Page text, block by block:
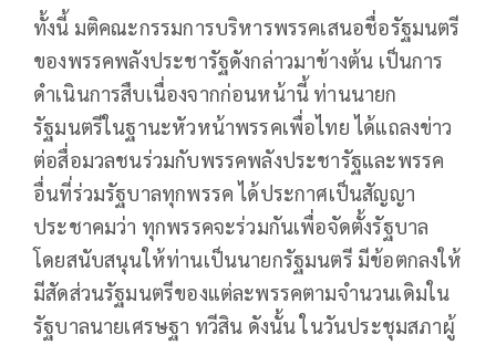
ทั้งนี้ มติคณะกรรมการบริหารพรรคเสนอชื่อรัฐมนตรี
ของพรรคพลังประชารัฐดังกล่าวมาข้างต้น เป็นการ
ดำเนินการสืบเนื่องจากก่อนหน้านี้ ท่านนายก
รัฐมนตรีในฐานะหัวหน้าพรรคเพื่อไทย ได้แถลงข่าว
ต่อสื่อมวลชนร่วมกับพรรคพลังประชารัฐและพรรค
อื่นที่ร่วมรัฐบาลทุกพรรค ได้ประกาศเป็นสัญญา
ประชาคมว่า ทุกพรรคจะร่วมกันเพื่อจัดตั้งรัฐบาล
โดยสนับสนุนให้ท่านเป็นนายกรัฐมนตรี มีข้อตกลงให้
มีสัดส่วนรัฐมนตรีของแต่ละพรรคตามจำนวนเดิมใน
รัฐบาลนายเศรษฐา ทวีสิน ดังนั้น ในวันประชุมสภาผู้